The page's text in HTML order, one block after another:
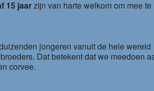
15 jaarzijn van harte welkom om mee te
jongeren vanuit de hele wereld
Dat betekent dat we meedoen
corvee.